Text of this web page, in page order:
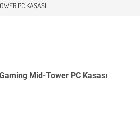
PC KASASI
Mid-Tower PC Kasası